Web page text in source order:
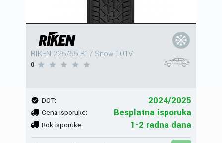
RIKEN 225/55 R17 Snow 101V
0
DOT: 2024/2025
Cena isporuke: Besplatna isporuka
Rok isporuke: 1-2 radna dana